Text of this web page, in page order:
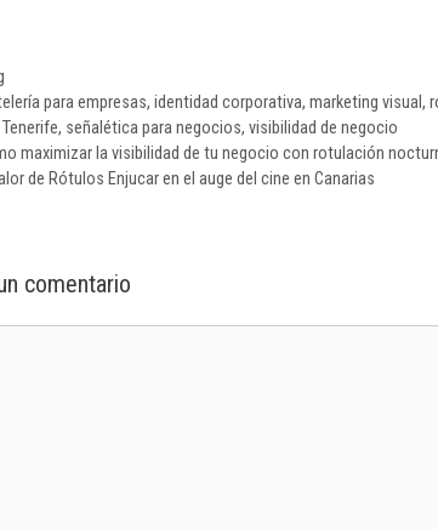
para empresas, identidad corporativa, marketing visual,
, señalética para negocios, visibilidad de negocio
maximizar la visibilidad de tu negocio con rotulación
de Rótulos Enjucar en el auge del cine en Canarias
comentario